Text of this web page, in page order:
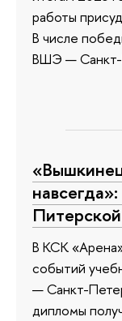
работы
В числе
ВШЭ — Санкт-
В КСК
событий
— Санкт-
дипломы